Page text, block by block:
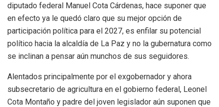
diputado federal Manuel Cota Cárdenas, hace suponer que
en efecto ya le quedó claro que su mejor opción de
participación política para el 2027, es enfilar su potencial
político hacia la alcaldía de La Paz y no la gubernatura como
se inclinan a pensar aún munchos de sus seguidores.
Alentados principalmente por el exgobernador y ahora
subsecretario de agricultura en el gobierno federal, Leonel
Cota Montaño y padre del joven legislador aún suponen que